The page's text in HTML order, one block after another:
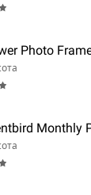
Photo
Monthly